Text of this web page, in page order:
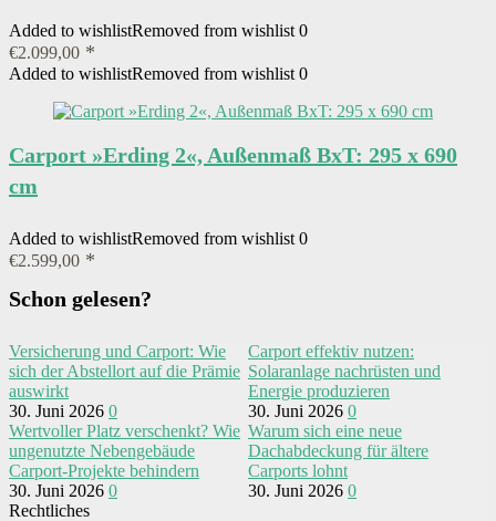
Added to wishlistRemoved from wishlist 0
€2.099,00
Added to wishlistRemoved from wishlist 0
Carport »Erding 2«, Außenmaß BxT: 295 x 690
cm
Added to wishlistRemoved from wishlist 0
€2.599,00
Schon gelesen?
Versicherung und Carport: Wie
sich der Abstellort auf die Prämie
auswirkt
30. Juni 2026 0
Carport effektiv nutzen:
Solaranlage nachrüsten und
Energie produzieren
30. Juni 2026 0
Wertvoller Platz verschenkt? Wie
ungenutzte Nebengebäude
Carport-Projekte behindern
30. Juni 2026 0
Warum sich eine neue
Dachabdeckung für ältere
Carports lohnt
30. Juni 2026 0
Rechtliches